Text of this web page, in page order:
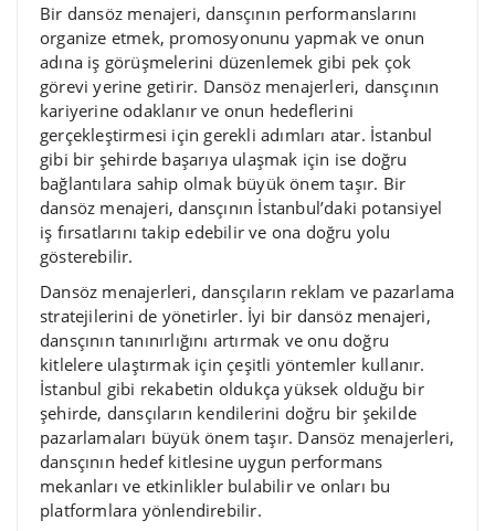
Bir dansöz menajeri, dansçının performanslarını
organize etmek, promosyonunu yapmak ve onun
adına iş görüşmelerini düzenlemek gibi pek çok
görevi yerine getirir. Dansöz menajerleri, dansçının
kariyerine odaklanır ve onun hedeflerini
gerçekleştirmesi için gerekli adımları atar. İstanbul
gibi bir şehirde başarıya ulaşmak için ise doğru
bağlantılara sahip olmak büyük önem taşır. Bir
dansöz menajeri, dansçının İstanbul’daki potansiyel
iş fırsatlarını takip edebilir ve ona doğru yolu
gösterebilir.
Dansöz menajerleri, dansçıların reklam ve pazarlama
stratejilerini de yönetirler. İyi bir dansöz menajeri,
dansçının tanınırlığını artırmak ve onu doğru
kitlelere ulaştırmak için çeşitli yöntemler kullanır.
İstanbul gibi rekabetin oldukça yüksek olduğu bir
şehirde, dansçıların kendilerini doğru bir şekilde
pazarlamaları büyük önem taşır. Dansöz menajerleri,
dansçının hedef kitlesine uygun performans
mekanları ve etkinlikler bulabilir ve onları bu
platformlara yönlendirebilir.